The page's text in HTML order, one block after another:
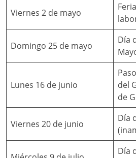
Viernes 2 de mayo
Domingo 25 de mayo
Día
Lunes 16 de junio
del
de
Viernes 20 de junio
Día
Día